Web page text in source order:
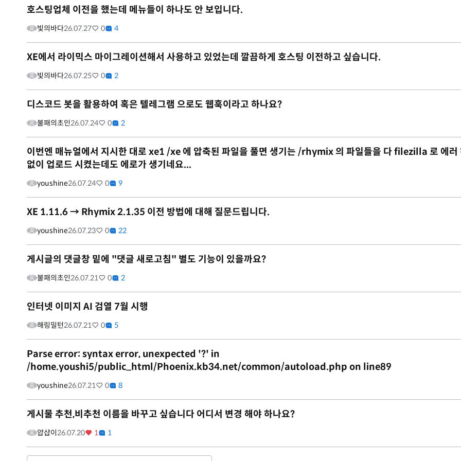
호스팅업체 이전을 했는데 메뉴들이 하나도 안 보입니다.
빛의바다26.07.27 0 4
XE에서 라이믹스 마이그레이션해서 사용하고 있었는데 깔끔하게 호스팅 이전하고 싶습니다.
빛의바다26.07.25 0 2
디스코드 봇을 활용하여 혹은 텔레그램 으로도 웹훅이라고 하나요?
불패의초인26.07.24 0 2
이번엔 매뉴얼에서 지시한 대로 xe1 /xe 에 압축된 파일을 풀면 생기는 /rhymix 의 파일들을 다 filezilla 로 에러
없이 업로드 시켰는데도 에로가 생기네요...
youshine26.07.24 0 9
XE 1.11.6 → Rhymix 2.1.35 이전 방법에 대해 질문드립니다.
youshine26.07.23 0 22
게시글의 댓글창 밑에 "댓글 새로고침" 별도 기능이 있을까요?
불패의초인26.07.21 0 2
인터넷 이미지 AI 검열 7월 시행
해링밀턴26.07.21 0 5
Parse error: syntax error, unexpected '?' in
/home.youshi5/public_html/Phoenix.kb34.net/common/autoload.php on line89
youshine26.07.21 0 8
게시물 추천,비추천 이름을 바꾸고 싶습니다 어디서 변경 해야 하나요?
얍샵이26.07.20 1 1